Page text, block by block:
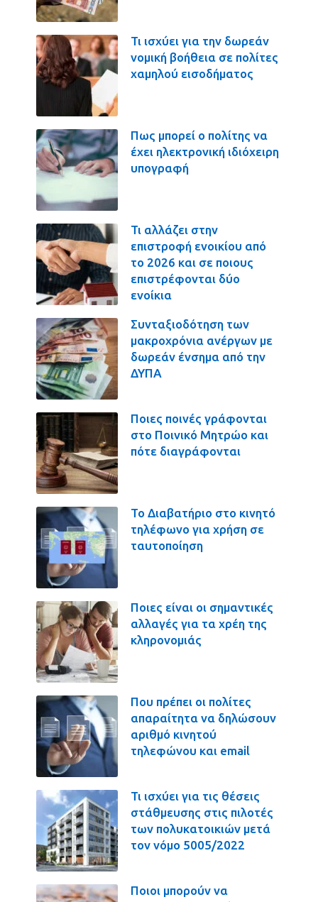
Τι ισχύει για την δωρεάν
νομική βοήθεια σε πολίτες
χαμηλού εισοδήματος
Πως μπορεί ο πολίτης να
έχει ηλεκτρονική ιδιόχειρη
υπογραφή
Τι αλλάζει στην
επιστροφή ενοικίου από
το 2026 και σε ποιους
επιστρέφονται δύο
ενοίκια
Συνταξιοδότηση των
μακροχρόνια ανέργων με
δωρεάν ένσημα από την
ΔΥΠΑ
Ποιες ποινές γράφονται
στο Ποινικό Μητρώο και
πότε διαγράφονται
Το Διαβατήριο στο κινητό
τηλέφωνο για χρήση σε
ταυτοποίηση
Ποιες είναι οι σημαντικές
αλλαγές για τα χρέη της
κληρονομιάς
Που πρέπει οι πολίτες
απαραίτητα να δηλώσουν
αριθμό κινητού
τηλεφώνου και email
Τι ισχύει για τις θέσεις
στάθμευσης στις πιλοτές
των πολυκατοικιών μετά
τον νόμο 5005/2022
Ποιοι μπορούν να